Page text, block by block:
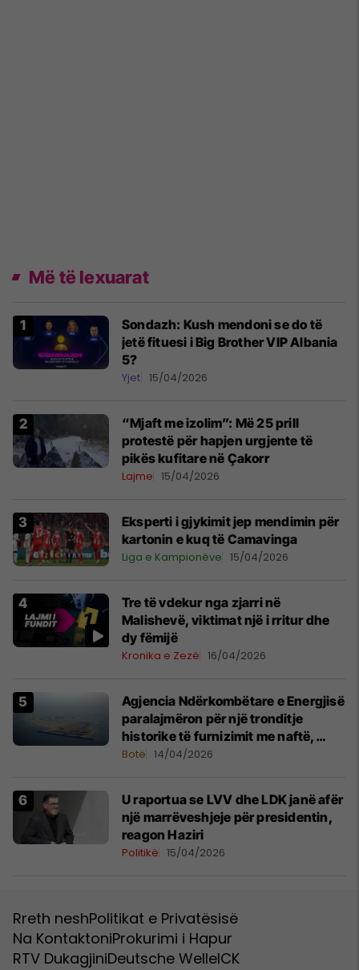
Më të lexuarat
Sondazh: Kush mendoni se do të
jetë fituesi i Big Brother VIP Albania
5?
Yjet 15/04/2026
“Mjaft me izolim”: Më 25 prill
protestë për hapjen urgjente të
pikës kufitare në Çakorr
Lajme 15/04/2026
Eksperti i gjykimit jep mendimin për
kartonin e kuq të Camavinga
Liga e Kampionëve 15/04/2026
Tre të vdekur nga zjarri në
Malishevë, viktimat një i rritur dhe
dy fëmijë
Kronika e Zezë 16/04/2026
Agjencia Ndërkombëtare e Energjisë
paralajmëron për një tronditje
historike të furnizimit me naftë,
ndërsa lufta me Iranin mbyt tregjet
Botë 14/04/2026
U raportua se LVV dhe LDK janë afër
një marrëveshjeje për presidentin,
reagon Haziri
Politikë 15/04/2026
Rreth neshPolitikat e Privatësisë
Na KontaktoniProkurimi i Hapur
RTV DukagjiniDeutsche WelleICK